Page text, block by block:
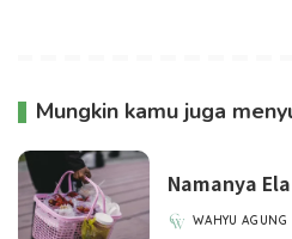
Mungkin kamu juga
Namanya Ela
POSTED
WAHYU